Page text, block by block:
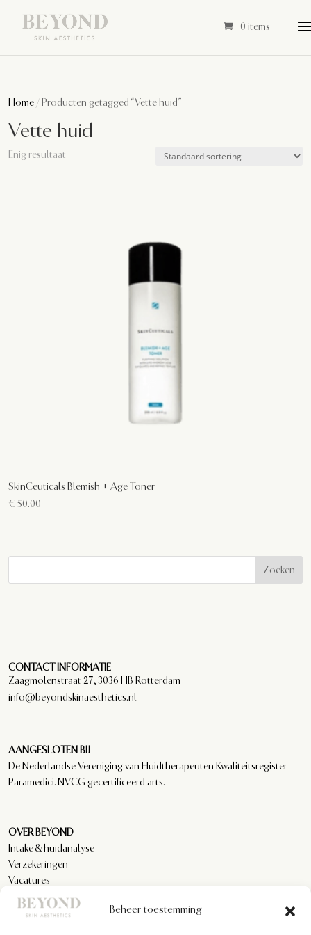
Beheer toestemming
0 items
Home / Producten getagged “Vette huid”
Vette huid
Enig resultaat
SkinCeuticals Blemish + Age Toner
€ 50.00
Zoeken
CONTACT INFORMATIE
Zaagmolenstraat 27, 3036 HB Rotterdam
info@beyondskinaesthetics.nl
AANGESLOTEN BIJ
De Nederlandse Vereniging van Huidtherapeuten Kwaliteitsregister
Paramedici. NVCG gecertificeerd arts.
OVER BEYOND
Intake & huidanalyse
Verzekeringen
Vacatures
Reviews